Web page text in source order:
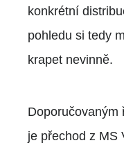
konkrétní
pohledu si tedy
krapet nevinně.
Doporučovaným
je přechod z MS